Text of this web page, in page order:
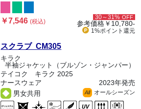
￥7,546(税込)
30～31% OFF
参考価格￥10,780-
1%ポイント 還元
スクラブ CM305
キラク
半袖ジャケット（ブルゾン・ジャンパー）
テイコク キラク 2025
ナースウェア
2023年発売
男女共用
All オールシーズン